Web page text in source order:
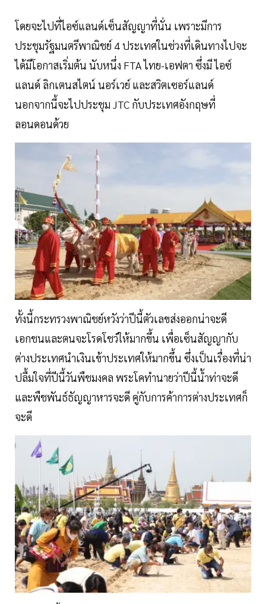
โดยจะไปที่ไอซ์แลนด์เซ็นสัญญาที่นั่น เพราะมีการ
ประชุมรัฐมนตรีพาณิชย์ 4 ประเทศในช่วงที่เดินทางไปจะ
ได้มีโอกาสเริ่มต้น นับหนึ่ง FTA ไทย-เอฟตา ซึ่งมี ไอซ์
แลนด์ ลิกเตนสไตน์ นอร์เวย์ และสวิตเซอร์แลนด์
นอกจากนี้จะไปประชุม JTC กับประเทศอังกฤษที่
ลอนดอนด้วย
ทั้งนี้กระทรวงพาณิชย์หวังว่าปีนี้ตัวเลขส่งออกน่าจะดี
เอกชนและตนจะโรดโชว์ให้มากขึ้น เพื่อเซ็นสัญญากับ
ต่างประเทศนำเงินเข้าประเทศให้มากขึ้น ซึ่งเป็นเรื่องที่น่า
ปลื้มใจที่ปีนี้วันพืชมงคล พระโคทำนายว่าปีนี้น้ำท่าจะดี
และพืชพันธ์ธัญญาหารจะดี คู่กับการค้าการต่างประเทศก็
จะดี